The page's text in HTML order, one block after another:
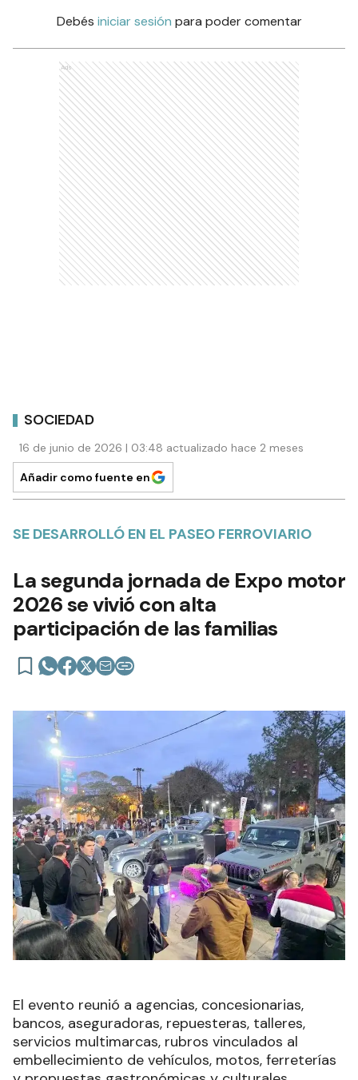
Debés iniciar sesión para poder comentar
Ads
SOCIEDAD
16 de junio de 2026 | 03:48 actualizado hace 2 meses
Añadir como fuente en
SE DESARROLLÓ EN EL PASEO FERROVIARIO
La segunda jornada de Expo motor
2026 se vivió con alta
participación de las familias
El evento reunió a agencias, concesionarias,
bancos, aseguradoras, repuesteras, talleres,
servicios multimarcas, rubros vinculados al
embellecimiento de vehículos, motos, ferreterías